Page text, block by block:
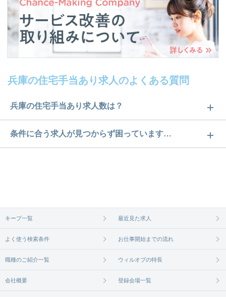
兵庫の住宅手当あり求人のよくある質問
兵庫の住宅手当あり求人数は？
兵庫の住宅手当あり求人数は2件です。どのような求
人があるかぜひチェックしてみてください。
条件に合う求人が見つからず困っています…
無料相談の登録はコチラから
キープ一覧 最近見た求人
よく使う検索条件 お仕事開始までの流れ
職種のご紹介一覧 ウィルオブの特長
会社概要 登録会場一覧